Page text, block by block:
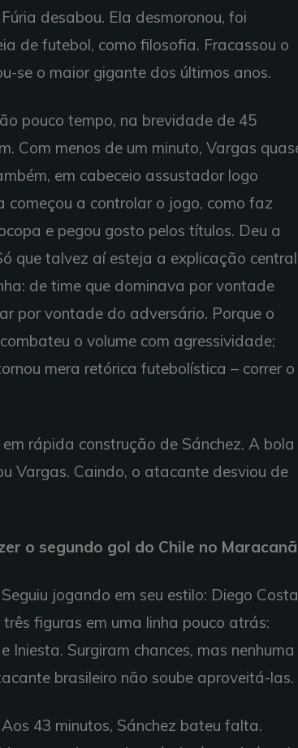
desabou. Ela desmoronou, foi
de futebol, como filosofia. Fracassou o
se o maior gigante dos últimos anos.
pouco tempo, na brevidade de 45
Com menos de um minuto, Vargas
em cabeceio assustador logo
começou a controlar o jogo, como faz
e pegou gosto pelos títulos. Deu a
que talvez aí esteja a explicação central
de time que dominava por vontade
por vontade do adversário. Porque o
o volume com agressividade;
mera retórica futebolística – correr o
rápida construção de Sánchez. A bola
Vargas. Caindo, o atacante desviou de
o segundo gol do Chile no Maracanã
jogando em seu estilo: Diego Costa
figuras em uma linha pouco atrás:
Iniesta. Surgiram chances, mas nenhuma
brasileiro não soube aproveitá-las.
43 minutos, Sánchez bateu falta.